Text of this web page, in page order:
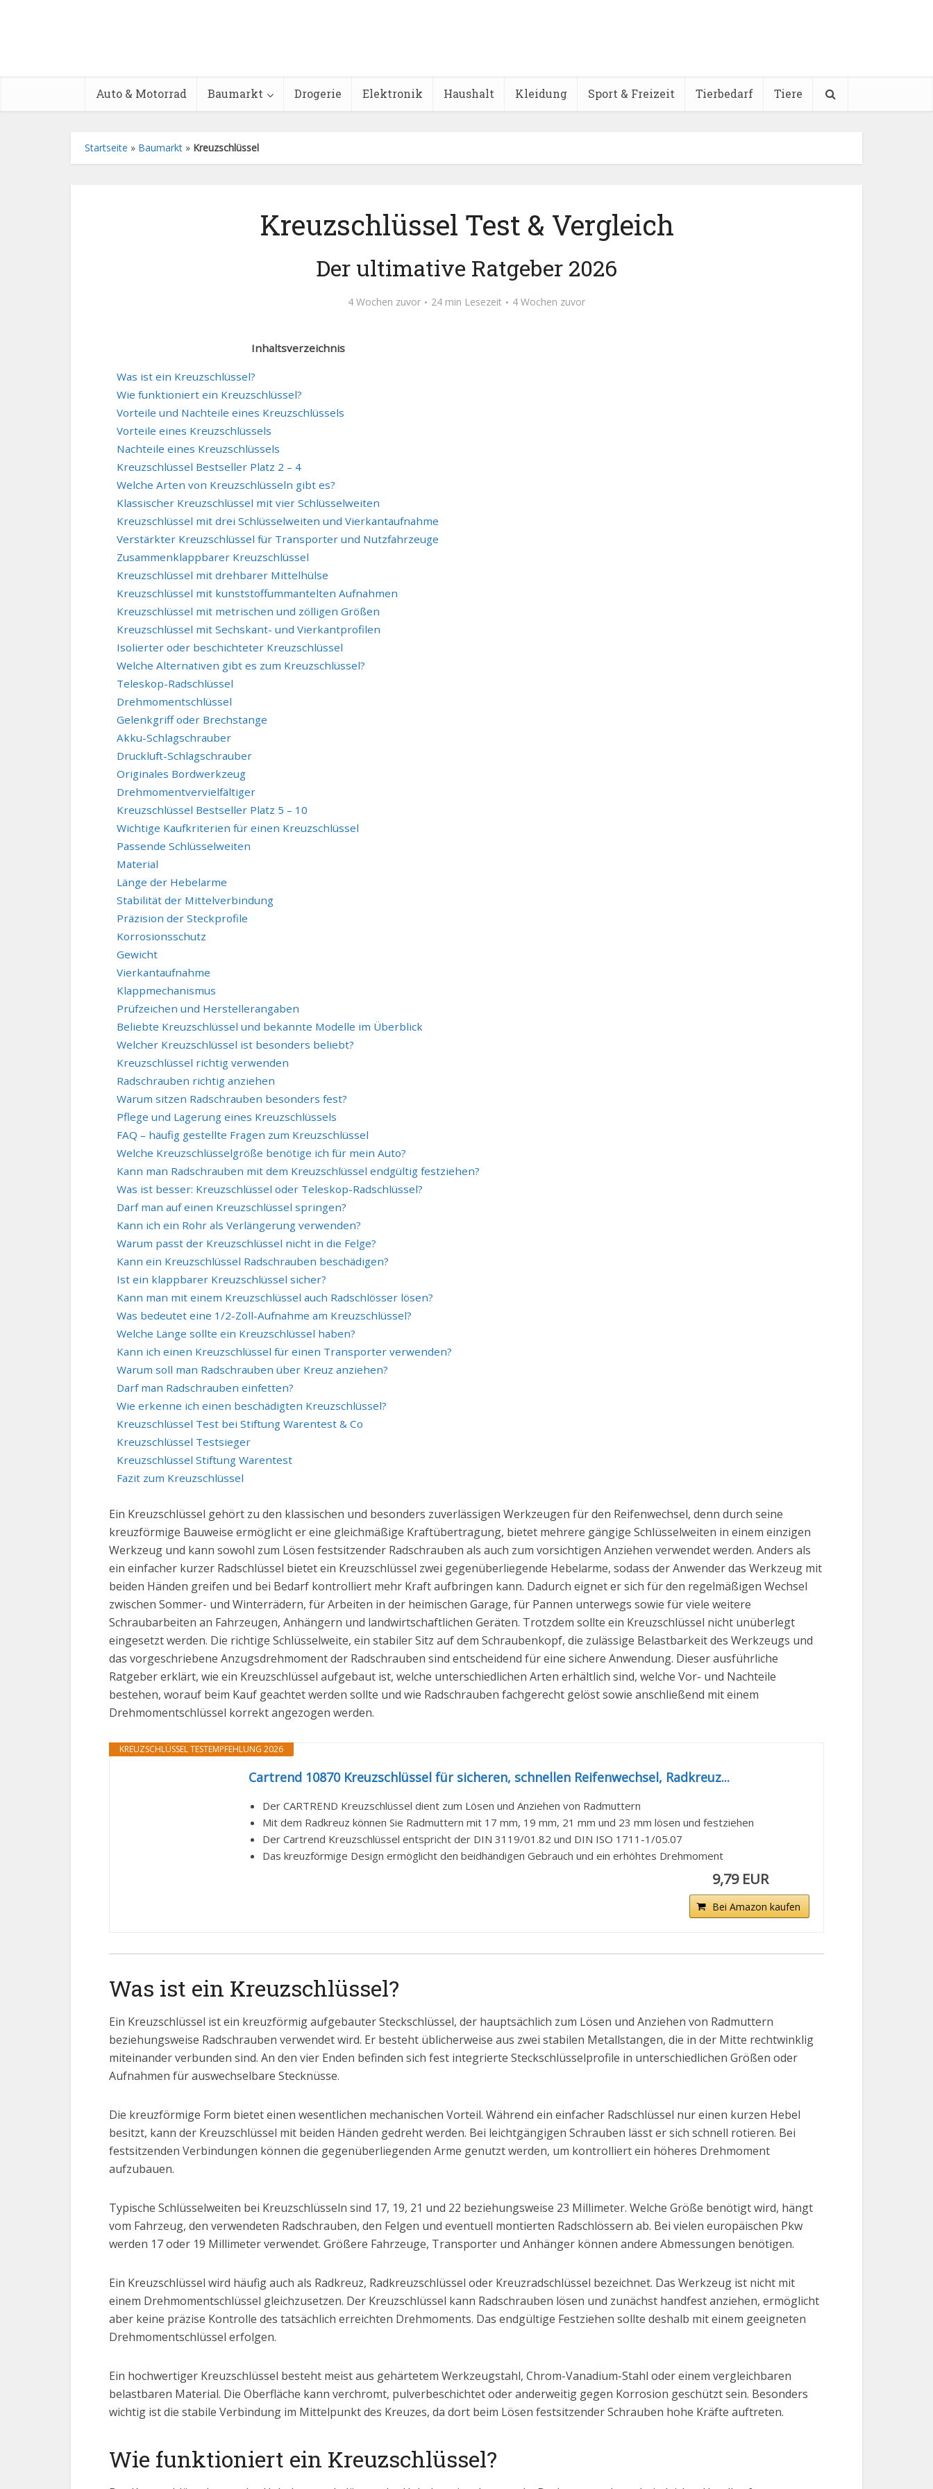
Auto & Motorrad Baumarkt Drogerie Elektronik Haushalt Kleidung Sport & Freizeit Tierbedarf Tiere
Startseite » Baumarkt » Kreuzschlüssel
Kreuzschlüssel Test & Vergleich
Der ultimative Ratgeber 2026
4 Wochen zuvor 24 min Lesezeit 4 Wochen zuvor
Inhaltsverzeichnis
Was ist ein Kreuzschlüssel?
Wie funktioniert ein Kreuzschlüssel?
Vorteile und Nachteile eines Kreuzschlüssels
Vorteile eines Kreuzschlüssels
Nachteile eines Kreuzschlüssels
Kreuzschlüssel Bestseller Platz 2 – 4
Welche Arten von Kreuzschlüsseln gibt es?
Klassischer Kreuzschlüssel mit vier Schlüsselweiten
Kreuzschlüssel mit drei Schlüsselweiten und Vierkantaufnahme
Verstärkter Kreuzschlüssel für Transporter und Nutzfahrzeuge
Zusammenklappbarer Kreuzschlüssel
Kreuzschlüssel mit drehbarer Mittelhülse
Kreuzschlüssel mit kunststoffummantelten Aufnahmen
Kreuzschlüssel mit metrischen und zölligen Größen
Kreuzschlüssel mit Sechskant- und Vierkantprofilen
Isolierter oder beschichteter Kreuzschlüssel
Welche Alternativen gibt es zum Kreuzschlüssel?
Teleskop-Radschlüssel
Drehmomentschlüssel
Gelenkgriff oder Brechstange
Akku-Schlagschrauber
Druckluft-Schlagschrauber
Originales Bordwerkzeug
Drehmomentvervielfältiger
Kreuzschlüssel Bestseller Platz 5 – 10
Wichtige Kaufkriterien für einen Kreuzschlüssel
Passende Schlüsselweiten
Material
Länge der Hebelarme
Stabilität der Mittelverbindung
Präzision der Steckprofile
Korrosionsschutz
Gewicht
Vierkantaufnahme
Klappmechanismus
Prüfzeichen und Herstellerangaben
Beliebte Kreuzschlüssel und bekannte Modelle im Überblick
Welcher Kreuzschlüssel ist besonders beliebt?
Kreuzschlüssel richtig verwenden
Radschrauben richtig anziehen
Warum sitzen Radschrauben besonders fest?
Pflege und Lagerung eines Kreuzschlüssels
FAQ – häufig gestellte Fragen zum Kreuzschlüssel
Welche Kreuzschlüsselgröße benötige ich für mein Auto?
Kann man Radschrauben mit dem Kreuzschlüssel endgültig festziehen?
Was ist besser: Kreuzschlüssel oder Teleskop-Radschlüssel?
Darf man auf einen Kreuzschlüssel springen?
Kann ich ein Rohr als Verlängerung verwenden?
Warum passt der Kreuzschlüssel nicht in die Felge?
Kann ein Kreuzschlüssel Radschrauben beschädigen?
Ist ein klappbarer Kreuzschlüssel sicher?
Kann man mit einem Kreuzschlüssel auch Radschlösser lösen?
Was bedeutet eine 1/2-Zoll-Aufnahme am Kreuzschlüssel?
Welche Länge sollte ein Kreuzschlüssel haben?
Kann ich einen Kreuzschlüssel für einen Transporter verwenden?
Warum soll man Radschrauben über Kreuz anziehen?
Darf man Radschrauben einfetten?
Wie erkenne ich einen beschädigten Kreuzschlüssel?
Kreuzschlüssel Test bei Stiftung Warentest & Co
Kreuzschlüssel Testsieger
Kreuzschlüssel Stiftung Warentest
Fazit zum Kreuzschlüssel
Ein Kreuzschlüssel gehört zu den klassischen und besonders zuverlässigen Werkzeugen für den Reifenwechsel, denn durch seine
kreuzförmige Bauweise ermöglicht er eine gleichmäßige Kraftübertragung, bietet mehrere gängige Schlüsselweiten in einem einzigen
Werkzeug und kann sowohl zum Lösen festsitzender Radschrauben als auch zum vorsichtigen Anziehen verwendet werden. Anders als
ein einfacher kurzer Radschlüssel bietet ein Kreuzschlüssel zwei gegenüberliegende Hebelarme, sodass der Anwender das Werkzeug mit
beiden Händen greifen und bei Bedarf kontrolliert mehr Kraft aufbringen kann. Dadurch eignet er sich für den regelmäßigen Wechsel
zwischen Sommer- und Winterrädern, für Arbeiten in der heimischen Garage, für Pannen unterwegs sowie für viele weitere
Schraubarbeiten an Fahrzeugen, Anhängern und landwirtschaftlichen Geräten. Trotzdem sollte ein Kreuzschlüssel nicht unüberlegt
eingesetzt werden. Die richtige Schlüsselweite, ein stabiler Sitz auf dem Schraubenkopf, die zulässige Belastbarkeit des Werkzeugs und
das vorgeschriebene Anzugsdrehmoment der Radschrauben sind entscheidend für eine sichere Anwendung. Dieser ausführliche
Ratgeber erklärt, wie ein Kreuzschlüssel aufgebaut ist, welche unterschiedlichen Arten erhältlich sind, welche Vor- und Nachteile
bestehen, worauf beim Kauf geachtet werden sollte und wie Radschrauben fachgerecht gelöst sowie anschließend mit einem
Drehmomentschlüssel korrekt angezogen werden.
KREUZSCHLÜSSEL TESTEMPFEHLUNG 2026
Cartrend 10870 Kreuzschlüssel für sicheren, schnellen Reifenwechsel, Radkreuz...
Der CARTREND Kreuzschlüssel dient zum Lösen und Anziehen von Radmuttern
Mit dem Radkreuz können Sie Radmuttern mit 17 mm, 19 mm, 21 mm und 23 mm lösen und festziehen
Der Cartrend Kreuzschlüssel entspricht der DIN 3119/01.82 und DIN ISO 1711-1/05.07
Das kreuzförmige Design ermöglicht den beidhändigen Gebrauch und ein erhöhtes Drehmoment
9,79 EUR
Bei Amazon kaufen
Was ist ein Kreuzschlüssel?
Ein Kreuzschlüssel ist ein kreuzförmig aufgebauter Steckschlüssel, der hauptsächlich zum Lösen und Anziehen von Radmuttern
beziehungsweise Radschrauben verwendet wird. Er besteht üblicherweise aus zwei stabilen Metallstangen, die in der Mitte rechtwinklig
miteinander verbunden sind. An den vier Enden befinden sich fest integrierte Steckschlüsselprofile in unterschiedlichen Größen oder
Aufnahmen für auswechselbare Stecknüsse.
Die kreuzförmige Form bietet einen wesentlichen mechanischen Vorteil. Während ein einfacher Radschlüssel nur einen kurzen Hebel
besitzt, kann der Kreuzschlüssel mit beiden Händen gedreht werden. Bei leichtgängigen Schrauben lässt er sich schnell rotieren. Bei
festsitzenden Verbindungen können die gegenüberliegenden Arme genutzt werden, um kontrolliert ein höheres Drehmoment
aufzubauen.
Typische Schlüsselweiten bei Kreuzschlüsseln sind 17, 19, 21 und 22 beziehungsweise 23 Millimeter. Welche Größe benötigt wird, hängt
vom Fahrzeug, den verwendeten Radschrauben, den Felgen und eventuell montierten Radschlössern ab. Bei vielen europäischen Pkw
werden 17 oder 19 Millimeter verwendet. Größere Fahrzeuge, Transporter und Anhänger können andere Abmessungen benötigen.
Ein Kreuzschlüssel wird häufig auch als Radkreuz, Radkreuzschlüssel oder Kreuzradschlüssel bezeichnet. Das Werkzeug ist nicht mit
einem Drehmomentschlüssel gleichzusetzen. Der Kreuzschlüssel kann Radschrauben lösen und zunächst handfest anziehen, ermöglicht
aber keine präzise Kontrolle des tatsächlich erreichten Drehmoments. Das endgültige Festziehen sollte deshalb mit einem geeigneten
Drehmomentschlüssel erfolgen.
Ein hochwertiger Kreuzschlüssel besteht meist aus gehärtetem Werkzeugstahl, Chrom-Vanadium-Stahl oder einem vergleichbaren
belastbaren Material. Die Oberfläche kann verchromt, pulverbeschichtet oder anderweitig gegen Korrosion geschützt sein. Besonders
wichtig ist die stabile Verbindung im Mittelpunkt des Kreuzes, da dort beim Lösen festsitzender Schrauben hohe Kräfte auftreten.
Wie funktioniert ein Kreuzschlüssel?